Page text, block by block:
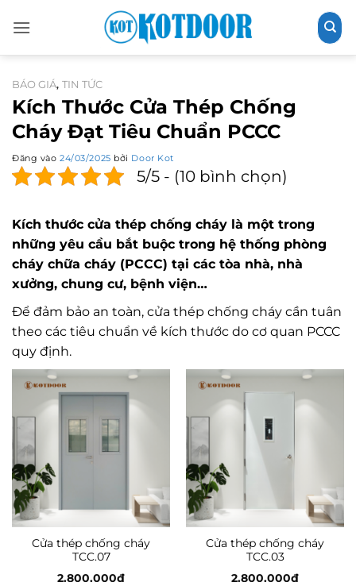
qua
BÁO GIÁ,TIN TỨC
Kích Thước Cửa Thép Chống
Cháy Đạt Tiêu Chuẩn PCCC
Đăng vào24/03/2025 bởi Door Kot
5/5 - (10 bình chọn)
Kích thước cửa thép chống cháy là một trong
những yêu cầu bắt buộc trong hệ thống phòng
cháy chữa cháy (PCCC) tại các tòa nhà, nhà
xưởng, chung cư, bệnh viện…
Để đảm bảo an toàn, cửa thép chống cháy cần tuân
theo các tiêu chuẩn về kích thước do cơ quan PCCC
quy định.
Cửa thép chống cháy
TCC.07
2.800.000₫
Cửa thép chống cháy
TCC.03
2.800.000₫